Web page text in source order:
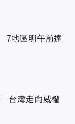
7地區明午前達
台灣走向威權